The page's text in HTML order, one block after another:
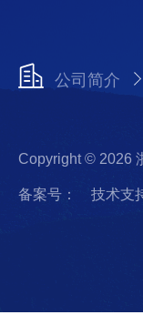
公司简介
Copyright © 2026
备案号： 技术支